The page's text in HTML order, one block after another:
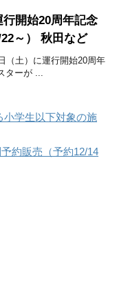
行開始20周年記念
～） 秋田など
（土）に運行開始20周年
ターが ...
小学生以下対象の施
約販売（予約12/14